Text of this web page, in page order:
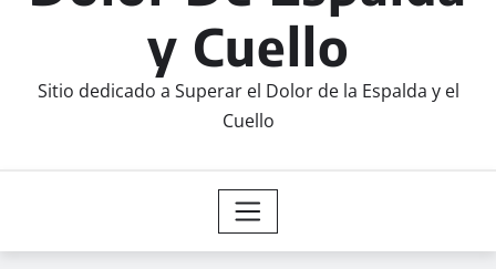
y Cuello
Sitio dedicado a Superar el Dolor de la Espalda y el
Cuello